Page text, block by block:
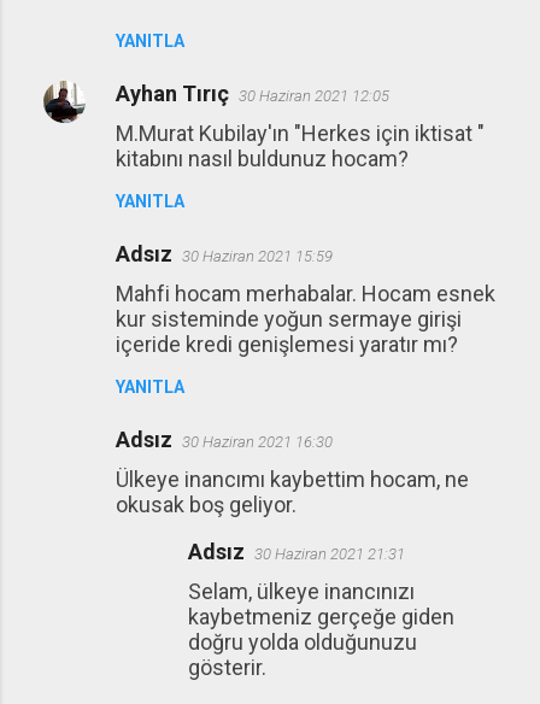
YANITLA
Ayhan Tırıç 30 Haziran 2021 12:05
M.Murat Kubilay'ın "Herkes için iktisat "
kitabını nasıl buldunuz hocam?
YANITLA
Adsız 30 Haziran 2021 15:59
Mahfi hocam merhabalar. Hocam esnek
kur sisteminde yoğun sermaye girişi
içeride kredi genişlemesi yaratır mı?
YANITLA
Adsız 30 Haziran 2021 16:30
Ülkeye inancımı kaybettim hocam, ne
okusak boş geliyor.
Adsız 30 Haziran 2021 21:31
Selam, ülkeye inancınızı
kaybetmeniz gerçeğe giden
doğru yolda olduğunuzu
gösterir.